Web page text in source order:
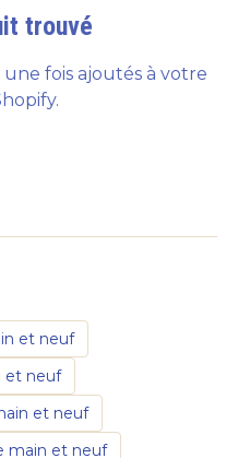
trouvé
fois ajoutés à votre
et neuf
et neuf
et neuf
main et neuf